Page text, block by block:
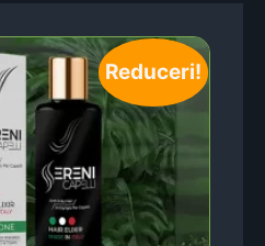
Reduceri!